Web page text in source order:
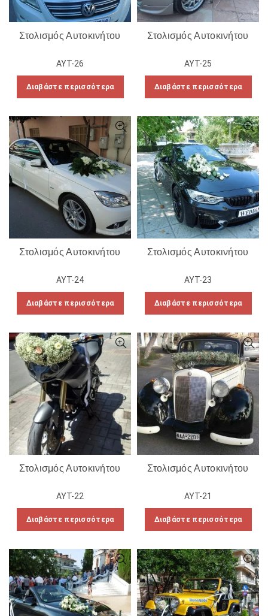
Στολισμός Αυτοκινήτου
ΑΥΤ-26
Διαβάστε περισσότερα
Στολισμός Αυτοκινήτου
ΑΥΤ-25
Διαβάστε περισσότερα
Στολισμός Αυτοκινήτου
ΑΥΤ-24
Διαβάστε περισσότερα
Στολισμός Αυτοκινήτου
ΑΥΤ-23
Διαβάστε περισσότερα
Στολισμός Αυτοκινήτου
ΑΥΤ-22
Διαβάστε περισσότερα
Στολισμός Αυτοκινήτου
ΑΥΤ-21
Διαβάστε περισσότερα